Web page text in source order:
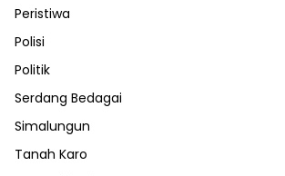
Peristiwa
Polisi
Politik
Serdang Bedagai
Simalungun
Tanah Karo